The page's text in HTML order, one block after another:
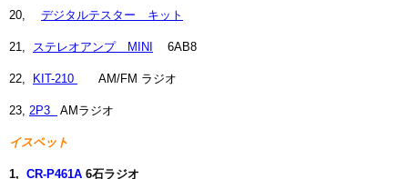
20, デジタルテスター キット
21, ステレオアンプ MINI 6AB8
22, KIT-210 AM/FM ラジオ
23, 2P3 AMラジオ
イスペット
1, CR-P461A 6石ラジオ